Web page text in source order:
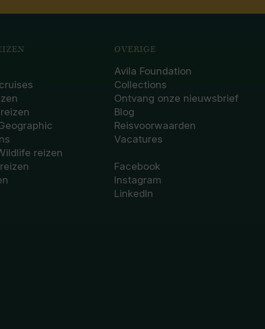
reizen
OVERIGE
Avila Foundation
Collections
Ontvang onze nieuwsbrief
Blog
Reisvoorwaarden
Vacatures
Facebook
Instagram
LinkedIn